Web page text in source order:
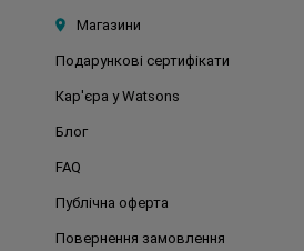
Магазини
Подарункові сертифікати
Кар'єра у Watsons
Блог
FAQ
Публічна оферта
Повернення замовлення